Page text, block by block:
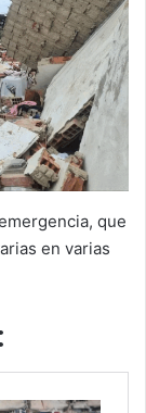
que
en varias